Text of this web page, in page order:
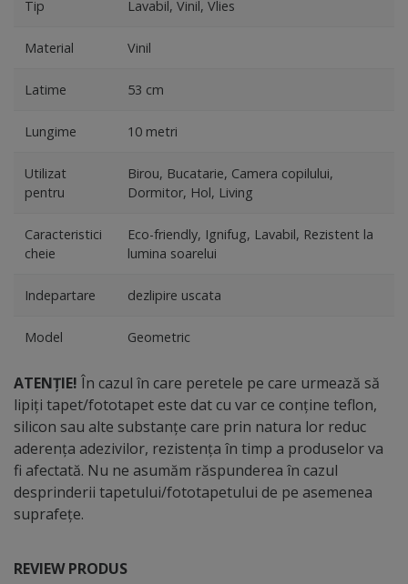
Tip Lavabil, Vinil, Vlies
Material Vinil
Latime 53 cm
Lungime 10 metri
Utilizat
pentru
Birou, Bucatarie, Camera copilului,
Dormitor, Hol, Living
Caracteristici
cheie
Eco-friendly, Ignifug, Lavabil, Rezistent la
lumina soarelui
Indepartare dezlipire uscata
Model Geometric
ATENȚIE! În cazul în care peretele pe care urmează să
lipiți tapet/fototapet este dat cu var ce conține teflon,
silicon sau alte substanțe care prin natura lor reduc
aderența adezivilor, rezistența în timp a produselor va
fi afectată. Nu ne asumăm răspunderea în cazul
desprinderii tapetului/fototapetului de pe asemenea
suprafețe.
REVIEW PRODUS